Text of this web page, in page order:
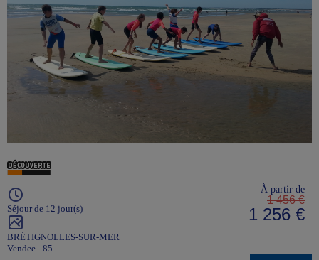
Séjour de 12 jour(s)
BRÉTIGNOLLES-SUR-MER
Vendee - 85
À partir de
1 456 €
1 256 €